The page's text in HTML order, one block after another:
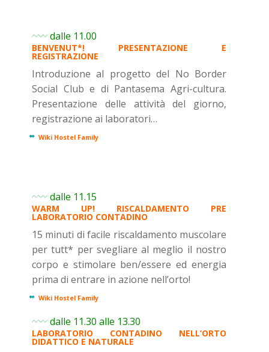
dalle 11.00
BENVENUT*! PRESENTAZIONE E
REGISTRAZIONE
Introduzione al progetto del No Border
Social Club e di Pantasema Agri-cultura.
Presentazione delle attività del giorno,
registrazione ai laboratori…
Wiki Hostel Family
dalle 11.15
WARM UP! RISCALDAMENTO PRE
LABORATORIO CONTADINO
15 minuti di facile riscaldamento muscolare
per tutt* per svegliare al meglio il nostro
corpo e stimolare ben/essere ed energia
prima di entrare in azione nell’orto!
Wiki Hostel Family
dalle 11.30 alle 13.30
LABORATORIO CONTADINO NELL’ORTO
DIDATTICO E NATURALE